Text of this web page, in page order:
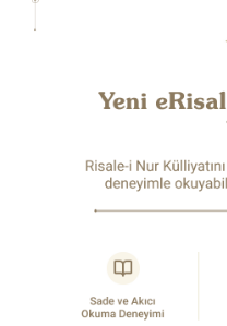
Lâhikasının Birinci Parçası